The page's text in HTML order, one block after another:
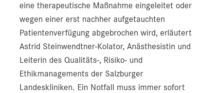
eine therapeutische Maßnahme eingeleitet oder
wegen einer erst nachher aufgetauchten
Patientenverfügung abgebrochen wird, erläutert
Astrid Steinwendtner-Kolator, Anästhesistin und
Leiterin des Qualitäts-, Risiko- und
Ethikmanagements der Salzburger
Landeskliniken. Ein Notfall muss immer sofort